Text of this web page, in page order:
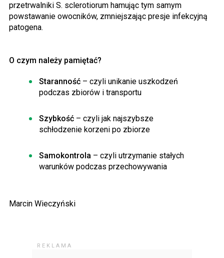
przetrwalniki S. sclerotiorum hamując tym samym
powstawanie owocników, zmniejszając presje infekcyjną
patogena.
O czym należy pamiętać?
Staranność – czyli unikanie uszkodzeń
podczas zbiorów i transportu
Szybkość – czyli jak najszybsze
schłodzenie korzeni po zbiorze
Samokontrola – czyli utrzymanie stałych
warunków podczas przechowywania
Marcin Wieczyński